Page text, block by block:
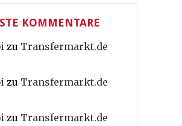
KOMMENTARE
zu Transfermarkt.de
zu Transfermarkt.de
zu Transfermarkt.de